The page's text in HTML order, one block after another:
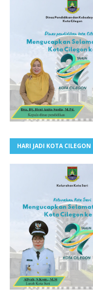
HARI JADI KOTA CILEGON